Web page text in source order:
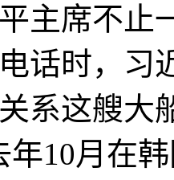
席不止一
话时，习
系这艘大
年10月在